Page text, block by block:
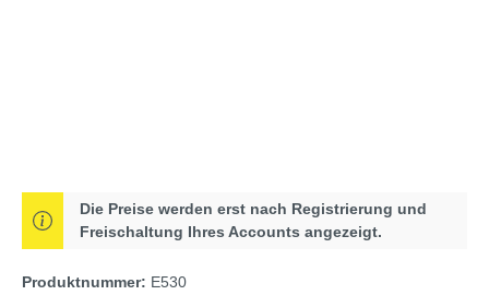
Die Preise werden erst nach Registrierung und
Freischaltung Ihres Accounts angezeigt.
Produktnummer: E530